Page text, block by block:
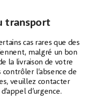
transport
cas rares que des
malgré un bon
la livraison de votre
l’absence de
veuillez contacter
d’urgence.